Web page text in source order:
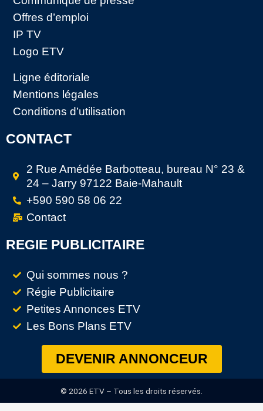
Offres d’emploi
IP TV
Logo ETV
Ligne éditoriale
Mentions légales
Conditions d’utilisation
CONTACT
2 Rue Amédée Barbotteau, bureau N° 23 &
24 – Jarry 97122 Baie-Mahault
+590 590 58 06 22
Contact
REGIE PUBLICITAIRE
Qui sommes nous ?
Régie Publicitaire
Petites Annonces ETV
Les Bons Plans ETV
DEVENIR ANNONCEUR
© 2026 ETV – Tous les droits réservés.